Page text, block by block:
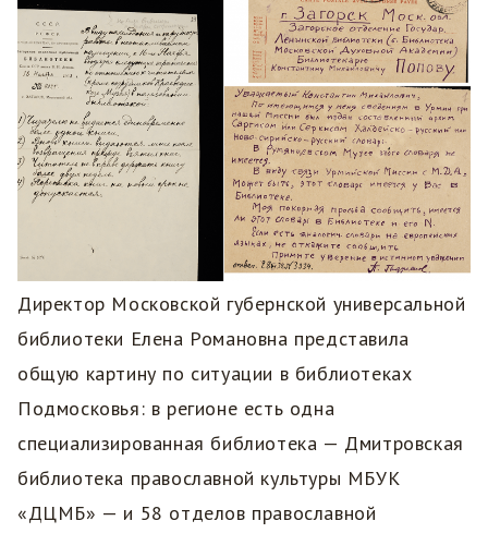
Директор Московской губернской универсальной
библиотеки Елена Романовна представила
общую картину по ситуации в библиотеках
Подмосковья: в регионе есть одна
специализированная библиотека — Дмитровская
библиотека православной культуры МБУК
«ДЦМБ» — и 58 отделов православной